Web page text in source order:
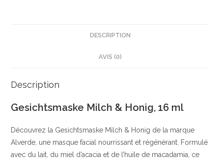
profondeur
Ingrédients
|
Balea
DESCRIPTION
AVIS (0)
Description
Gesichtsmaske Milch & Honig, 16 ml
Découvrez la Gesichtsmaske Milch & Honig de la marque
Alverde, une masque facial nourrissant et régénérant. Formulé
avec du lait, du miel d’acacia et de l’huile de macadamia, ce